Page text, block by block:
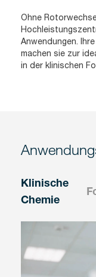
Ohne
Anwendungen.
machen sie zur
in der klinischen
Klinische
Chemie